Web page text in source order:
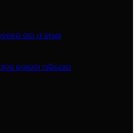
ନାଗ ଓ ଢମଣା
ଛଡାଇବା ଅଭିଯୋଗ